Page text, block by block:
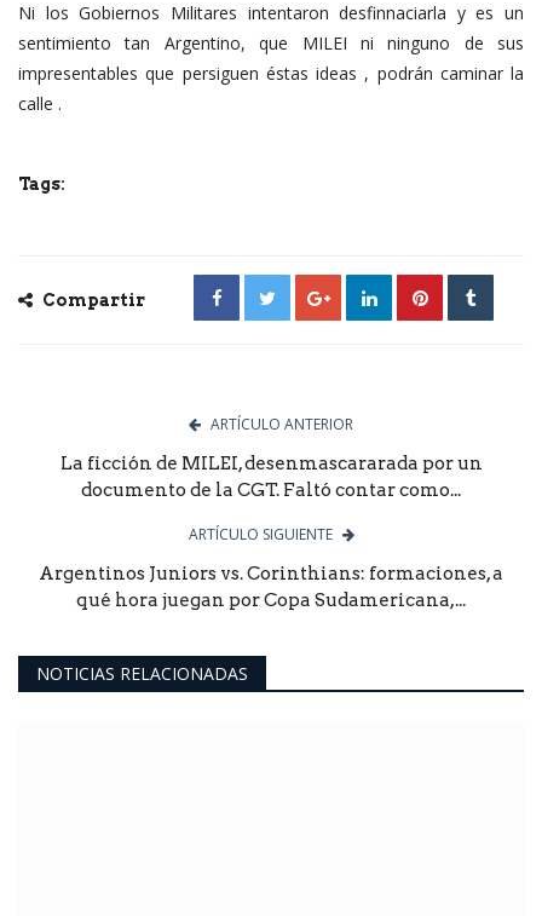
Ni los Gobiernos Militares intentaron desfinnaciarla y es un
sentimiento tan Argentino, que MILEI ni ninguno de sus
impresentables que persiguen éstas ideas , podrán caminar la
calle .
Tags:
Compartir
ARTÍCULO ANTERIOR
La ficción de MILEI, desenmascararada por un
documento de la CGT. Faltó contar como...
ARTÍCULO SIGUIENTE
Argentinos Juniors vs. Corinthians: formaciones, a
qué hora juegan por Copa Sudamericana,...
NOTICIAS RELACIONADAS